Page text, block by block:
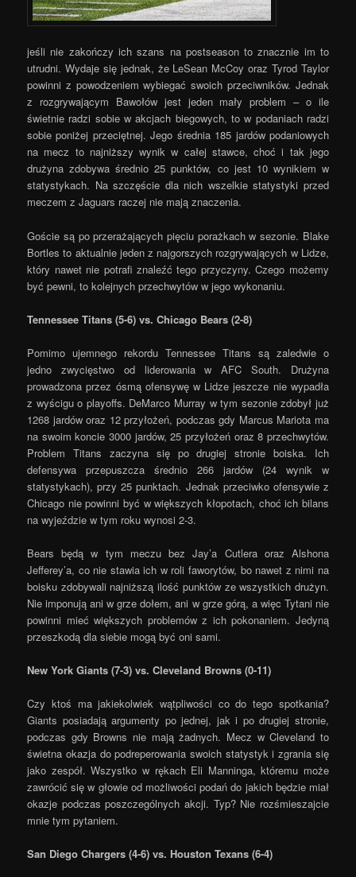
jeśli nie zakończy ich szans na postseason to znacznie im to
utrudni. Wydaje się jednak, że LeSean McCoy oraz Tyrod Taylor
powinni z powodzeniem wybiegać swoich przeciwników. Jednak
z rozgrywającym Bawołów jest jeden mały problem – o ile
świetnie radzi sobie w akcjach biegowych, to w podaniach radzi
sobie poniżej przeciętnej. Jego średnia 185 jardów podaniowych
na mecz to najniższy wynik w całej stawce, choć i tak jego
drużyna zdobywa średnio 25 punktów, co jest 10 wynikiem w
statystykach. Na szczęście dla nich wszelkie statystyki przed
meczem z Jaguars raczej nie mają znaczenia.
Goście są po przerażających pięciu porażkach w sezonie. Blake
Bortles to aktualnie jeden z najgorszych rozgrywających w Lidze,
który nawet nie potrafi znaleźć tego przyczyny. Czego możemy
być pewni, to kolejnych przechwytów w jego wykonaniu.
Tennessee Titans (5-6) vs. Chicago Bears (2-8)
Pomimo ujemnego rekordu Tennessee Titans są zaledwie o
jedno zwycięstwo od liderowania w AFC South. Drużyna
prowadzona przez ósmą ofensywę w Lidze jeszcze nie wypadła
z wyścigu o playoffs. DeMarco Murray w tym sezonie zdobył już
1268 jardów oraz 12 przyłożeń, podczas gdy Marcus Mariota ma
na swoim koncie 3000 jardów, 25 przyłożeń oraz 8 przechwytów.
Problem Titans zaczyna się po drugiej stronie boiska. Ich
defensywa przepuszcza średnio 266 jardów (24 wynik w
statystykach), przy 25 punktach. Jednak przeciwko ofensywie z
Chicago nie powinni być w większych kłopotach, choć ich bilans
na wyjeździe w tym roku wynosi 2-3.
Bears będą w tym meczu bez Jay’a Cutlera oraz Alshona
Jefferey’a, co nie stawia ich w roli faworytów, bo nawet z nimi na
boisku zdobywali najniższą ilość punktów ze wszystkich drużyn.
Nie imponują ani w grze dołem, ani w grze górą, a więc Tytani nie
powinni mieć większych problemów z ich pokonaniem. Jedyną
przeszkodą dla siebie mogą być oni sami.
New York Giants (7-3) vs. Cleveland Browns (0-11)
Czy ktoś ma jakiekolwiek wątpliwości co do tego spotkania?
Giants posiadają argumenty po jednej, jak i po drugiej stronie,
podczas gdy Browns nie mają żadnych. Mecz w Cleveland to
świetna okazja do podreperowania swoich statystyk i zgrania się
jako zespół. Wszystko w rękach Eli Manninga, któremu może
zawrócić się w głowie od możliwości podań do jakich będzie miał
okazje podczas poszczególnych akcji. Typ? Nie rozśmieszajcie
mnie tym pytaniem.
San Diego Chargers (4-6) vs. Houston Texans (6-4)